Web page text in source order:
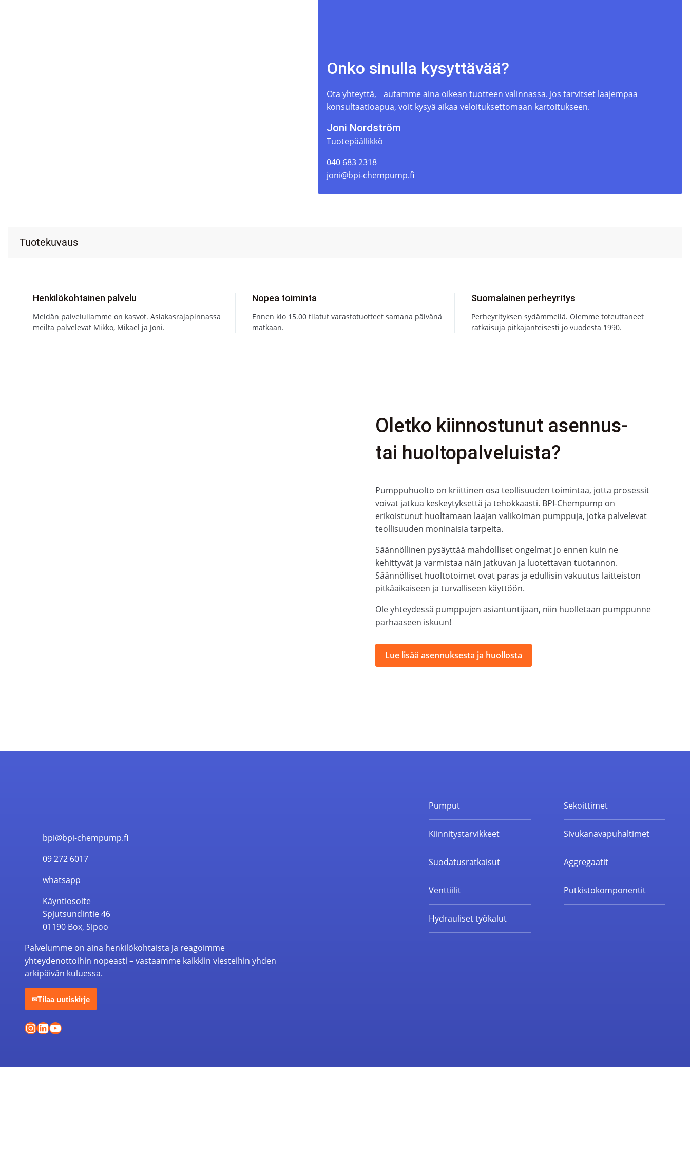
Onko sinulla kysyttävää?
Ota yhteyttä, autamme aina oikean tuotteen valinnassa. Jos tarvitset laajempaa
konsultaatioapua, voit kysyä aikaa veloituksettomaan kartoitukseen.
Joni Nordström
Tuotepäällikkö
040 683 2318
joni@bpi-chempump.fi
Tuotekuvaus
Henkilökohtainen palvelu
Meidän palvelullamme on kasvot. Asiakasrajapinnassa
meiltä palvelevat Mikko, Mikael ja Joni.
Nopea toiminta
Ennen klo 15.00 tilatut varastotuotteet samana päivänä
matkaan.
Suomalainen perheyritys
Perheyrityksen sydämmellä. Olemme toteuttaneet
ratkaisuja pitkäjänteisesti jo vuodesta 1990.
Oletko kiinnostunut asennus-
tai huoltopalveluista?
Pumppuhuolto on kriittinen osa teollisuuden toimintaa, jotta prosessit
voivat jatkua keskeytyksettä ja tehokkaasti. BPI-Chempump on
erikoistunut huoltamaan laajan valikoiman pumppuja, jotka palvelevat
teollisuuden moninaisia tarpeita.
Säännöllinen pysäyttää mahdolliset ongelmat jo ennen kuin ne
kehittyvät ja varmistaa näin jatkuvan ja luotettavan tuotannon.
Säännölliset huoltotoimet ovat paras ja edullisin vakuutus laitteiston
pitkäaikaiseen ja turvalliseen käyttöön.
Ole yhteydessä pumppujen asiantuntijaan, niin huolletaan pumppunne
parhaaseen iskuun!
Lue lisää asennuksesta ja huollosta
bpi@bpi-chempump.fi
09 272 6017
whatsapp
Käyntiosoite
Spjutsundintie 46
01190 Box, Sipoo
Palvelumme on aina henkilökohtaista ja reagoimme
yhteydenottoihin nopeasti – vastaamme kaikkiin viesteihin yhden
arkipäivän kuluessa.
✉Tilaa uutiskirje
Instagram
LinkedIn
YouTube
Pumput
Kiinnitystarvikkeet
Suodatusratkaisut
Venttiilit
Hydrauliset työkalut
Sekoittimet
Sivukanavapuhaltimet
Aggregaatit
Putkistokomponentit